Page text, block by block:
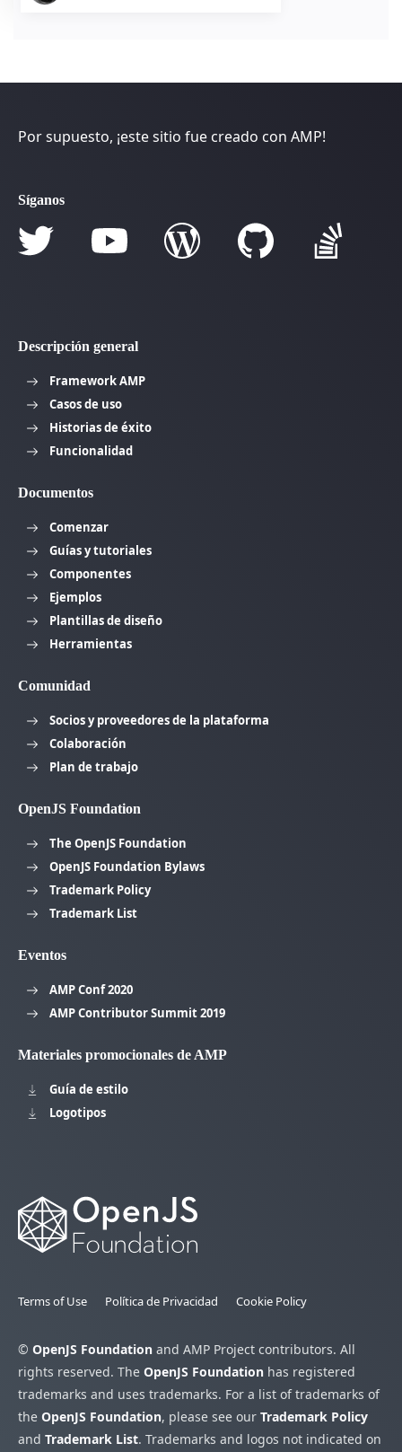
Por supuesto, ¡este sitio fue creado con AMP!
Síganos
Descripción general
Framework AMP
Casos de uso
Historias de éxito
Funcionalidad
Documentos
Comenzar
Guías y tutoriales
Componentes
Ejemplos
Plantillas de diseño
Herramientas
Comunidad
Socios y proveedores de la plataforma
Colaboración
Plan de trabajo
OpenJS Foundation
The OpenJS Foundation
OpenJS Foundation Bylaws
Trademark Policy
Trademark List
Eventos
AMP Conf 2020
AMP Contributor Summit 2019
Materiales promocionales de AMP
Guía de estilo
Logotipos
Terms of Use Política de Privacidad Cookie Policy
© OpenJS Foundation and AMP Project contributors. All
rights reserved. The OpenJS Foundation has registered
trademarks and uses trademarks. For a list of trademarks of
the OpenJS Foundation, please see our Trademark Policy
and Trademark List. Trademarks and logos not indicated on